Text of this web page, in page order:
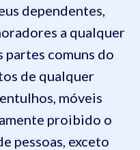
dependentes,
a qualquer
partes comuns do
de qualquer
móveis
proibido o
pessoas, exceto